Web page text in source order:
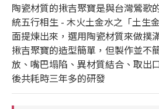
陶瓷材質的揪吉聚寶是與台灣鶯歌
統五行相生 - 木火土金水之「土生
面提煉出來，選用陶瓷材質來做撲
揪吉聚寶的造型簡單，但製作並不
放、嘴巴塌陷、異材質結合、取出
後共耗時三年多的研發